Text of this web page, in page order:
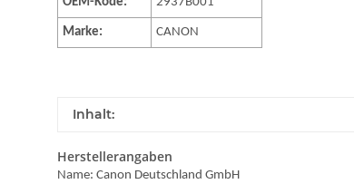
Marke: CANON
Inhalt:
Herstellerangaben
Name: Canon Deutschland GmbH